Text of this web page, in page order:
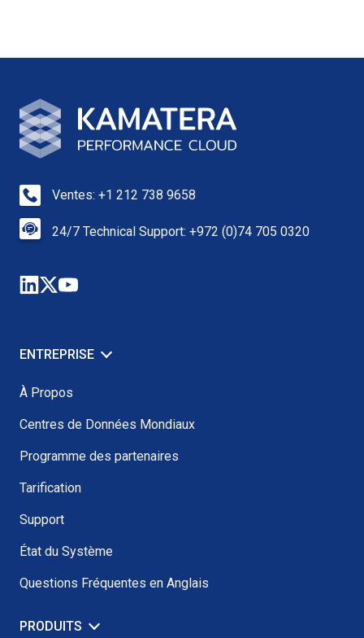
Ventes: +1 212 738 9658
24/7 Technical Support: +972 (0)74 705 0320
ENTREPRISE
À Propos
Centres de Données Mondiaux
Programme des partenaires
Tarification
Support
État du Système
Questions Fréquentes en Anglais
PRODUITS